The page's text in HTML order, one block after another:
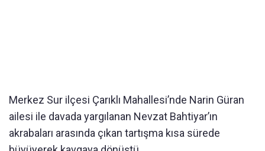
Merkez Sur ilçesi Çarıklı Mahallesi’nde Narin Güran
ailesi ile davada yargılanan Nevzat Bahtiyar’ın
akrabaları arasında çıkan tartışma kısa sürede